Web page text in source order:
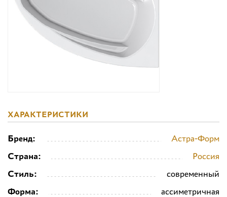
ХАРАКТЕРИСТИКИ
Бренд:
Астра-Форм
Страна:
Россия
Стиль:
современный
Форма:
ассиметричная